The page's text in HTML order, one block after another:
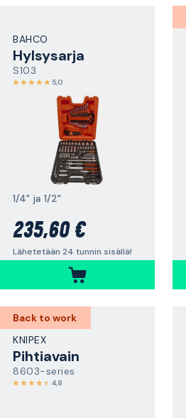
BAHCO
Hylsysarja
S103
5,0
1/4" ja 1/2"
235,60 €
Lähetetään 24 tunnin sisällä!
Back to work
KNIPEX
Pihtiavain
8603-series
4,8